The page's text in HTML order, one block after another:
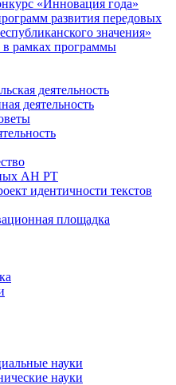
«Инновация года»
развития передовых
значения»
рамках программы
деятельность
деятельность
АН РТ
идентичности текстов
площадка
науки
науки